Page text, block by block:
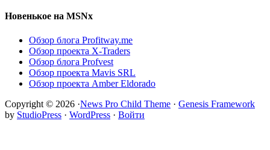
Новенькое на MSNx
Обзор блога Profitway.me
Обзор проекта X-Traders
Обзор блога Profvest
Обзор проекта Mavis SRL
Обзор проекта Amber Eldorado
Copyright © 2026 ·News Pro Child Theme · Genesis Framework
by StudioPress · WordPress · Войти